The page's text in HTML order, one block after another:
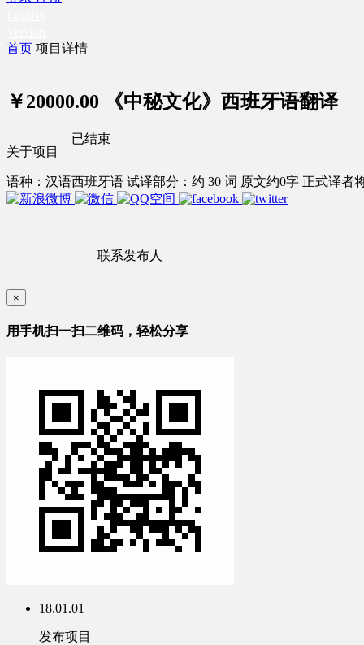
首页 项目详情
￥20000.00 《中秘文化》西班牙语翻译
关于项目
语种：汉语西班牙语 试译部分：约 30 词 原文约0字 正式译者
联系发布人
已结束
×
用手机扫一扫二维码，轻松分享
18.01.01
发布项目